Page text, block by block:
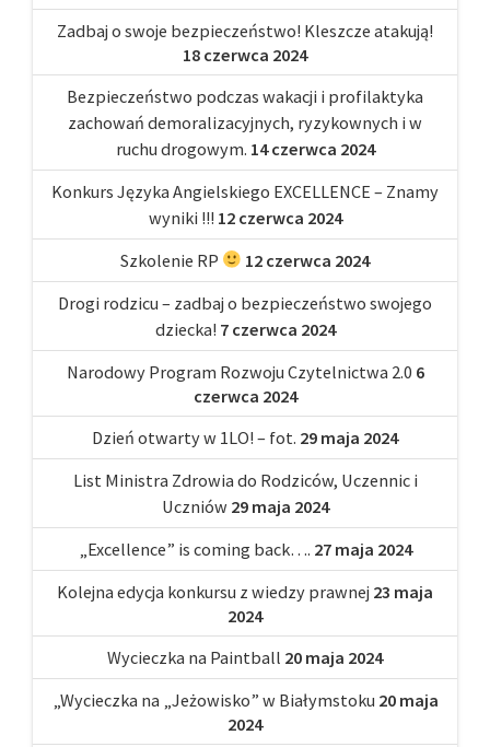
Zadbaj o swoje bezpieczeństwo! Kleszcze atakują!
18 czerwca 2024
Bezpieczeństwo podczas wakacji i profilaktyka
zachowań demoralizacyjnych, ryzykownych i w
ruchu drogowym. 14 czerwca 2024
Konkurs Języka Angielskiego EXCELLENCE – Znamy
wyniki !!! 12 czerwca 2024
Szkolenie RP
12 czerwca 2024
Drogi rodzicu – zadbaj o bezpieczeństwo swojego
dziecka! 7 czerwca 2024
Narodowy Program Rozwoju Czytelnictwa 2.0 6
czerwca 2024
Dzień otwarty w 1LO! – fot. 29 maja 2024
List Ministra Zdrowia do Rodziców, Uczennic i
Uczniów 29 maja 2024
„Excellence” is coming back…. 27 maja 2024
Kolejna edycja konkursu z wiedzy prawnej 23 maja
2024
Wycieczka na Paintball 20 maja 2024
„Wycieczka na „Jeżowisko” w Białymstoku 20 maja
2024